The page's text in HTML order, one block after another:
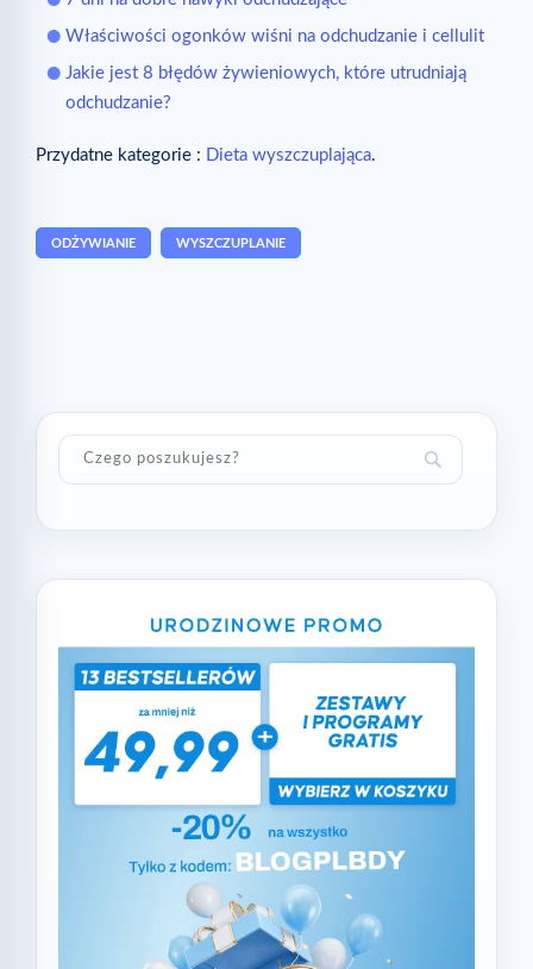
Właściwości ogonków wiśni na odchudzanie i cellulit
Jakie jest 8 błędów żywieniowych, które utrudniają
odchudzanie?
Przydatne kategorie : Dieta wyszczuplająca.
ODŻYWIANIE WYSZCZUPLANIE